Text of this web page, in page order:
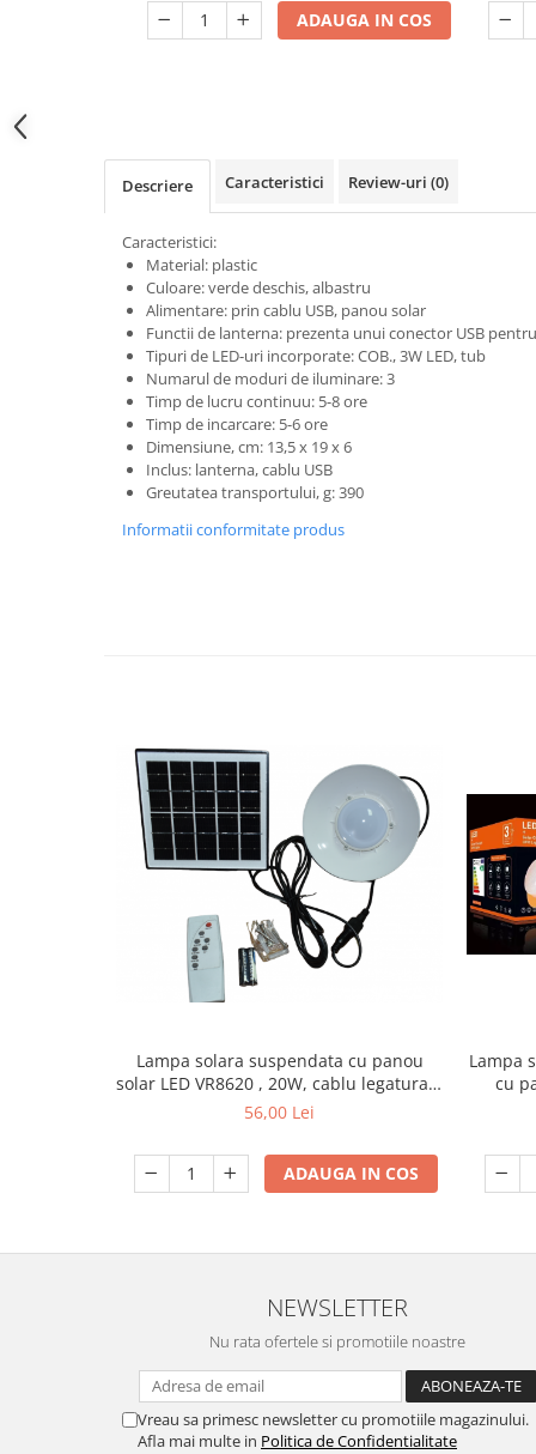
Dulii/Dulie adaptor
Prelungitoare/Derulatoare
Starter/Droser
Triplu Stecher
Întrerupătoare/Comutatoare
Ştechere/Stecher adaptor
Ţeavă PVC
Corpuri Led lineare
Adezivi si benzi adezive
Chei , clesti , patenti
Cose / Coliere plastic
Pistoale de lipit si accesorii
taiat,accesorii pentru gaurit si
Conetica si conexiuni
ADAUGA IN COS
Descriere Caracteristici Review-uri (0)
Caracteristici:
Material: plastic
Culoare: verde deschis, albastru
Alimentare: prin cablu USB, panou solar
Functii de lanterna: prezenta unui conector USB
Tipuri de LED-uri incorporate: COB., 3W LED, tub
Numarul de moduri de iluminare: 3
Timp de lucru continuu: 5-8 ore
Timp de incarcare: 5-6 ore
Dimensiune, cm: 13,5 x 19 x 6
Inclus: lanterna, cablu USB
Greutatea transportului, g: 390
Informatii conformitate produs
Lampa solara suspendata cu panou
solar LED VR8620 , 20W, cablu legatura 3
m
56,00 Lei
ADAUGA IN COS
Lampa
cu
NEWSLETTER
Nu rata ofertele si promotiile noastre
Vreau sa primesc newsletter cu promotiile magazinului.
Afla mai multe in Politica de Confidentialitate